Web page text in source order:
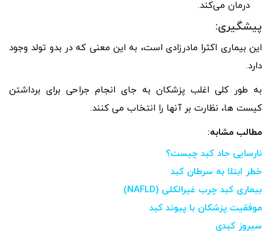
درمان می‌کند.
پیشگیری:
این بیماری اکثرا مادرزادی است، به این معنی که در بدو تولد وجود
دارد.
به طور کلی اغلب پزشکان به جای انجام جراحی برای برداشتن
کیست ها، نظارت بر آنها را انتخاب می کنند.
مطالب مشابه:
نارسایی حاد کبد چیست؟
خطر ابتلا به سرطان کبد
بیماری کبد چرب غیرالکلی (NAFLD)
موفقیت پزشکان با پیوند کبد
سیروز کبدی